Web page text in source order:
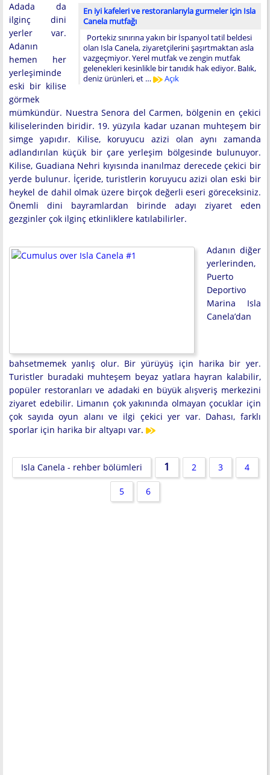
En iyi kafeleri ve restoranlarıyla gurmeler için Isla
Canela mutfağı
Portekiz sınırına yakın bir İspanyol tatil beldesi
olan Isla Canela, ziyaretçilerini şaşırtmaktan asla
vazgeçmiyor. Yerel mutfak ve zengin mutfak
gelenekleri kesinlikle bir tanıdık hak ediyor. Balık,
deniz ürünleri, et …
Açık
Adada da
ilginç dini
yerler var.
Adanın
hemen her
yerleşiminde
eski bir kilise
görmek
mümkündür. Nuestra Senora del Carmen, bölgenin en çekici
kiliselerinden biridir. 19. yüzyıla kadar uzanan muhteşem bir
simge yapıdır. Kilise, koruyucu azizi olan aynı zamanda
adlandırılan küçük bir çare yerleşim bölgesinde bulunuyor.
Kilise, Guadiana Nehri kıyısında inanılmaz derecede çekici bir
yerde bulunur. İçeride, turistlerin koruyucu azizi olan eski bir
heykel de dahil olmak üzere birçok değerli eseri göreceksiniz.
Önemli dini bayramlardan birinde adayı ziyaret eden
gezginler çok ilginç etkinliklere katılabilirler.
Adanın diğer
yerlerinden,
Puerto
Deportivo
Marina Isla
Canela’dan
bahsetmemek yanlış olur. Bir yürüyüş için harika bir yer.
Turistler buradaki muhteşem beyaz yatlara hayran kalabilir,
popüler restoranları ve adadaki en büyük alışveriş merkezini
ziyaret edebilir. Limanın çok yakınında olmayan çocuklar için
çok sayıda oyun alanı ve ilgi çekici yer var. Dahası, farklı
sporlar için harika bir altyapı var.
Isla Canela - rehber bölümleri 1 2 3 4
5 6